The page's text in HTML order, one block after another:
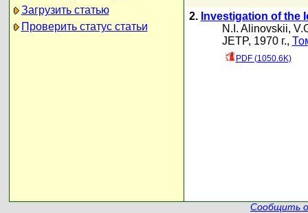
Загрузить статью
Проверить статус статьи
2. Investigation of the
N.I. Alinovskii,
JETP, 1970 г.,
PDF (1050.6K)
Сообщить о